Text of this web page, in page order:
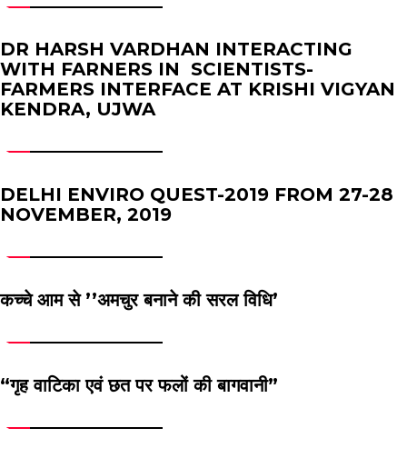
DR HARSH VARDHAN INTERACTING
WITH FARNERS IN SCIENTISTS-
FARMERS INTERFACE AT KRISHI VIGYAN
KENDRA, UJWA
DELHI ENVIRO QUEST-2019 FROM 27-28
NOVEMBER, 2019
कच्चे आम से ’’अमचुर बनाने की सरल विधि’
“गृह वाटिका एवं छत पर फलों की बागवानी”